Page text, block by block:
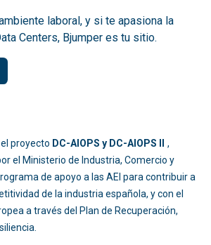
laboral, y si te apasiona la
Centers, Bjumper es tu sitio.
proyecto DC-AIOPS y DC-AIOPS II
,
el Ministerio de Industria, Comercio y
de apoyo a las AEI para contribuir a
de la industria española, y con el
a través del Plan de Recuperación,